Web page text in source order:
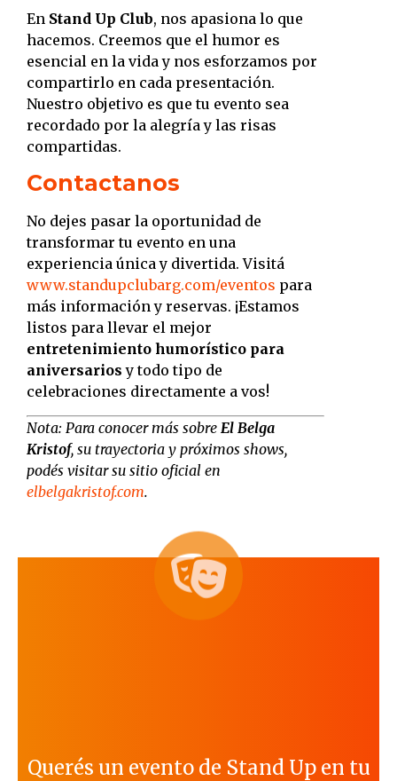
En Stand Up Club, nos apasiona lo que
hacemos. Creemos que el humor es
esencial en la vida y nos esforzamos por
compartirlo en cada presentación.
Nuestro objetivo es que tu evento sea
recordado por la alegría y las risas
compartidas.
Contactanos
No dejes pasar la oportunidad de
transformar tu evento en una
experiencia única y divertida.Visitá
www.standupclubarg.com/eventos para
más información y reservas. ¡Estamos
listos para llevar el mejor
entretenimiento humorístico para
aniversarios y todo tipo de
celebraciones directamente a vos!​
Nota: Para conocer más sobre El Belga
Kristof, su trayectoria y próximos shows,
podés visitar su sitio oficial en
elbelgakristof.com.
Querés un evento de Stand Up en tu